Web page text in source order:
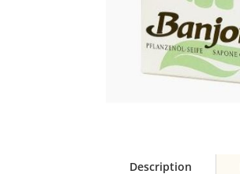
Description